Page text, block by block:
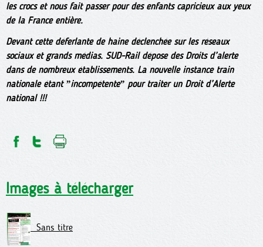
les crocs et nous fait passer pour des enfants capricieux aux yeux
de la France entière.
Devant cette déferlante de haine déclenchée sur les réseaux
sociaux et grands médias. SUD-Rail dépose des Droits d’alerte
dans de nombreux établissements. La nouvelle instance train
nationale étant ˮincompétenteˮ pour traiter un Droit d’Alerte
national !!!
Images à télécharger
Sans titre